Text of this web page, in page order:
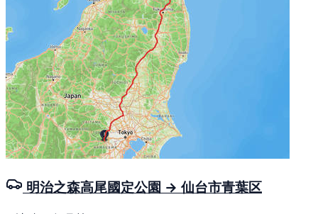
明治之森高尾國定公園 → 仙台市青葉区